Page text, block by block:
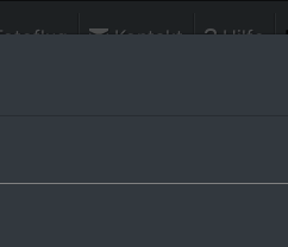
Kontakt Hilfe